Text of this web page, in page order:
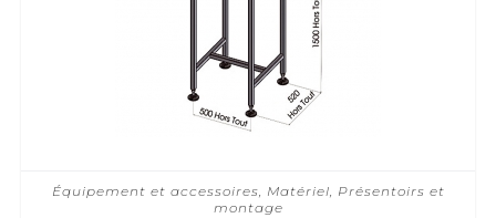
Équipement et accessoires, Matériel, Présentoirs et
montage